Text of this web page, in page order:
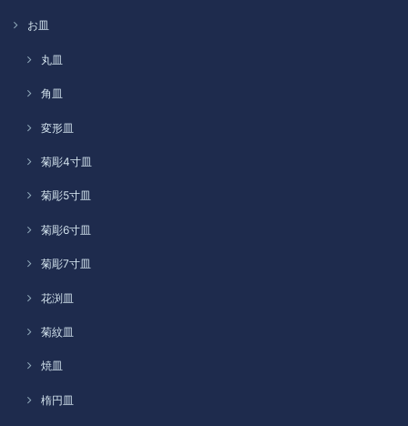
お皿
丸皿
角皿
変形皿
菊彫4寸皿
菊彫5寸皿
菊彫6寸皿
菊彫7寸皿
花渕皿
菊紋皿
焼皿
楕円皿